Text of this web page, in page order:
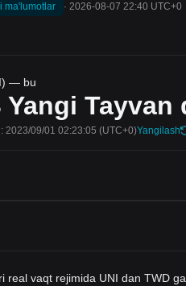
ma'lumotlar · 2026-08-07 22:40 UTC+0
— bu
Yangi Tayvan
2023/09/01 02:23:05 (UTC+0)Yangilash
real vaqt rejimida UNI dan TWD